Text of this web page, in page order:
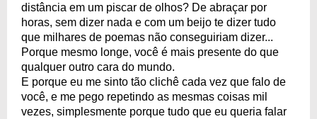
distância em um piscar de olhos? De abraçar por
horas, sem dizer nada e com um beijo te dizer tudo
que milhares de poemas não conseguiriam dizer...
Porque mesmo longe, você é mais presente do que
qualquer outro cara do mundo.
E porque eu me sinto tão clichê cada vez que falo de
você, e me pego repetindo as mesmas coisas mil
vezes, simplesmente porque tudo que eu queria falar